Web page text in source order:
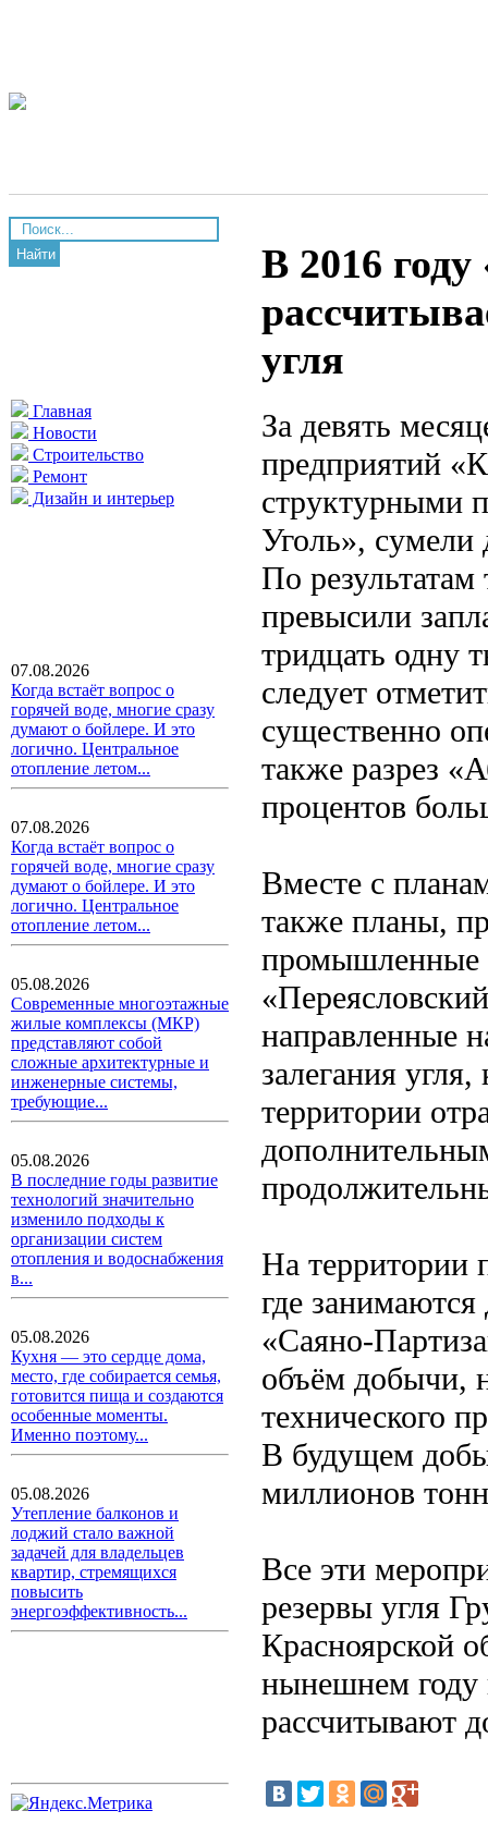
Найти
Главная
Новости
Строительство
Ремонт
Дизайн и интерьер
07.08.2026
Когда встаёт вопрос о
горячей воде, многие сразу
думают о бойлере. И это
логично. Центральное
отопление летом...
07.08.2026
Когда встаёт вопрос о
горячей воде, многие сразу
думают о бойлере. И это
логично. Центральное
отопление летом...
05.08.2026
Современные многоэтажные
жилые комплексы (МКР)
представляют собой
сложные архитектурные и
инженерные системы,
требующие...
05.08.2026
В последние годы развитие
технологий значительно
изменило подходы к
организации систем
отопления и водоснабжения
в...
05.08.2026
Кухня — это сердце дома,
место, где собирается семья,
готовится пища и создаются
особенные моменты.
Именно поэтому...
05.08.2026
Утепление балконов и
лоджий стало важной
задачей для владельцев
квартир, стремящихся
повысить
энергоэффективность...
В 2016
угля
За девять
предприятий
структурными
Уголь», сумели
По
превысили
тридцать одну
следует
существенно
также разрез
процентов
Вместе с
также планы,
промышленные
направленные
залегания
территории
На территории
где
«Саяно-
объём добычи,
технического
В будущем
миллионов
Все эти
резервы угля
Красноярской
нынешнем году
рассчитывают